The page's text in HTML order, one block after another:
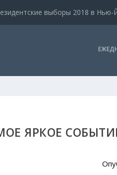
выборы 2018 в Нью-
ЯРКОЕ